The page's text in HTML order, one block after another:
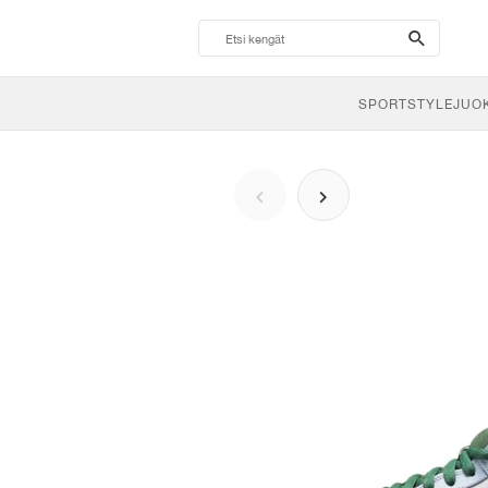
search-
btn
SPORTSTYLE